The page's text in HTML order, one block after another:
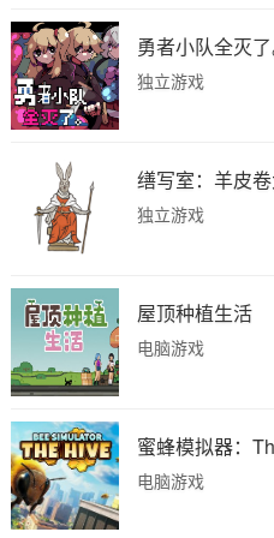
勇者小队全灭了
独立游戏
缮写室：羊皮
独立游戏
屋顶种植生活
电脑游戏
蜜蜂模拟器：
电脑游戏